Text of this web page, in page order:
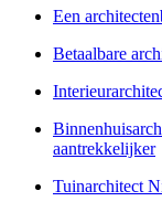
Een
Betaalbare
aantrekkelijker
Tuinarchitect